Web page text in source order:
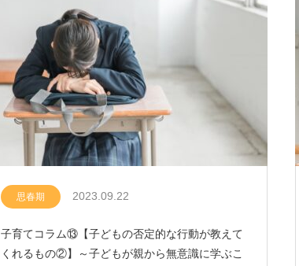
思春期 2023.09.22
子育てコラム⑬【子どもの否定的な行動が教えて
くれるもの②】～子どもが親から無意識に学ぶこ